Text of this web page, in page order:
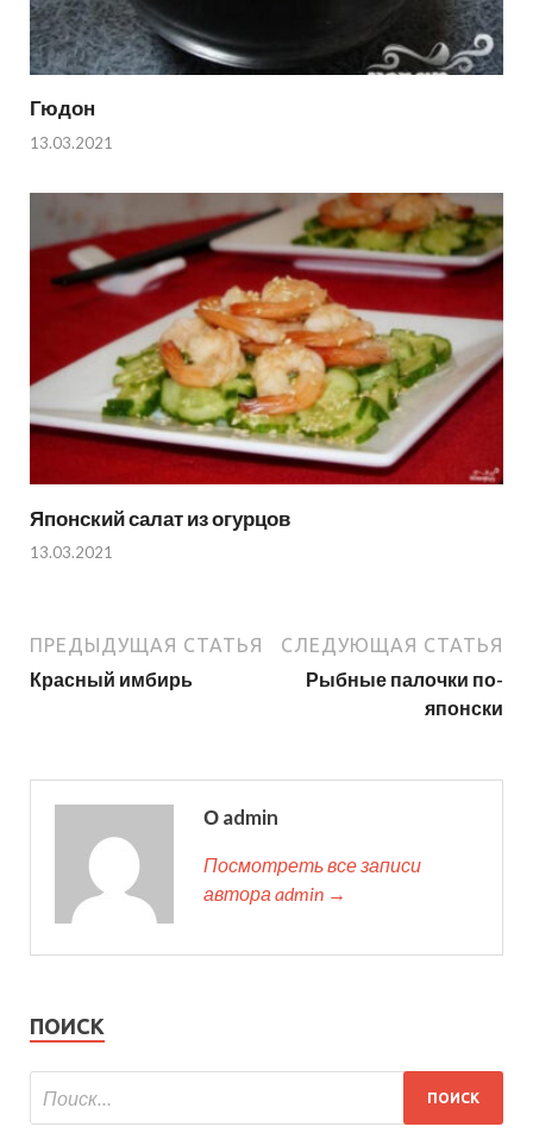
Гюдон
13.03.2021
Японский салат из огурцов
13.03.2021
ПРЕДЫДУЩАЯ СТАТЬЯ
Красный имбирь
СЛЕДУЮЩАЯ СТАТЬЯ
Рыбные палочки по-
японски
О admin
Посмотреть все записи
автора admin →
ПОИСК